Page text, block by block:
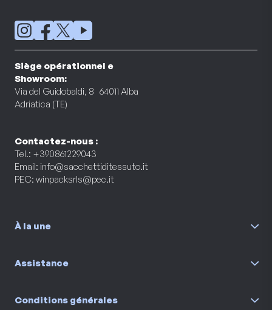
Siège opérationnel e
Showroom:
Via del Guidobaldi, 8 64011 Alba
Adriatica (TE)
Contactez-nous :
Tel.: +390861229043
Email: info@sacchettiditessuto.it
PEC: winpacksrls@pec.it
À la une
Assistance
Conditions générales